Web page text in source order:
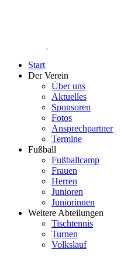
Start
Der Verein
Über uns
Aktuelles
Sponsoren
Fotos
Ansprechpartner
Termine
Fußball
Fußballcamp
Frauen
Herren
Junioren
Juniorinnen
Weitere Abteilungen
Tischtennis
Turnen
Volkslauf